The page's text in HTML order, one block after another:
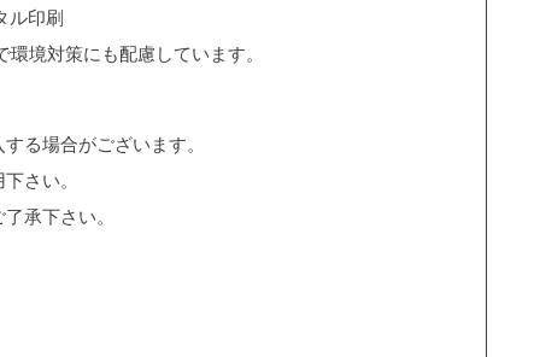
ル印刷
境対策にも配慮しています。
る場合がございます。
さい。
承下さい。